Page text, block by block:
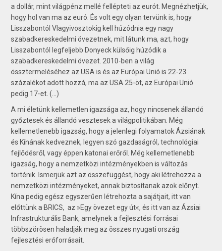
a dollár, mint világpénz mellé fellépteti az eurót. Megnézhetjük,
hogy hol van ma az euró. És volt egy olyan tervünk is, hogy
Lisszabontól Vlagyivosztokig kell húzódnia egy nagy
szabadkereskedelmi övezetnek, mit látunk ma, azt, hogy
Lisszabontól legfeljebb Donyeck külsőig húzódik a
szabadkereskedelmi övezet. 2010-ben a világ
össztermeléséhez az USA is és az Európai Unió is 22-23
százalékot adott hozzá, ma az USA 25-öt, az Európai Unió
pedig 17-et. (...)
A mi életünk kellemetlen igazsága az, hogy nincsenek állandó
győztesek és állandó vesztesek a világpolitikában. Még
kellemetlenebb igazság, hogy a jelenlegi folyamatok Ázsiának
és Kínának kedveznek, legyen szó gazdaságról, technológiai
fejlődésről, vagy éppen katonai erőről. Még kellemetlenebb
igazság, hogy a nemzetközi intézményekben is változás
történik. Ismerjük azt az összefüggést, hogy aki létrehozza a
nemzetközi intézményeket, annak biztosítanak azok előnyt.
Kína pedig egész egyszerűen létrehozta a sajátjait, itt van
előttünk a BRICS, az »Egy övezet egy út«, és itt van az Ázsiai
Infrastrukturális Bank, amelynek a fejlesztési forrásai
többszörösen haladják meg az összes nyugati ország
fejlesztési erőforrásait.